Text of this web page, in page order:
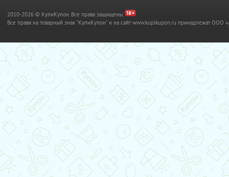
2010-2026 © КупиКупон. Все права защищены.
Все права на товарный знак "КупиКупон" и на сайт www.kupikupon.ru принадлежат